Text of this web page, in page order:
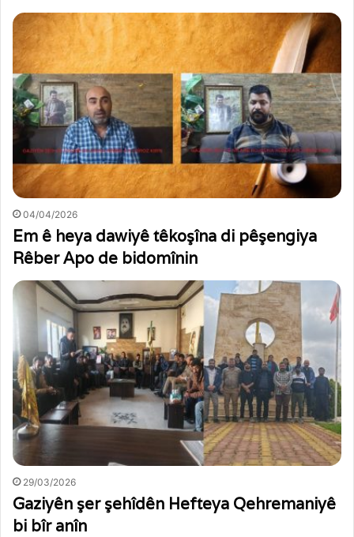
04/04/2026
Em ê heya dawiyê têkoşîna di pêşengiya
Rêber Apo de bidomînin
29/03/2026
Gaziyên şer şehîdên Hefteya Qehremaniyê
bi bîr anîn